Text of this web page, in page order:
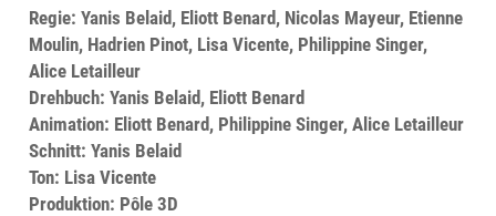
Regie: Yanis Belaid, Eliott Benard, Nicolas Mayeur, Etienne
Moulin, Hadrien Pinot, Lisa Vicente, Philippine Singer,
Alice Letailleur
Drehbuch: Yanis Belaid, Eliott Benard
Animation: Eliott Benard, Philippine Singer, Alice Letailleur
Schnitt: Yanis Belaid
Ton: Lisa Vicente
Produktion: Pôle 3D